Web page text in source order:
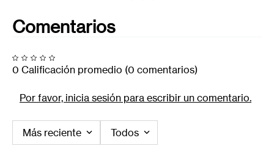
Comentarios
0 Calificación promedio (0 comentarios)
Por favor, inicia sesión para escribir un comentario.
Más reciente Todos